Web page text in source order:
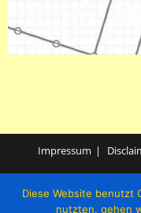
Impressum
Diese Website benutzt
nutzten, gehen